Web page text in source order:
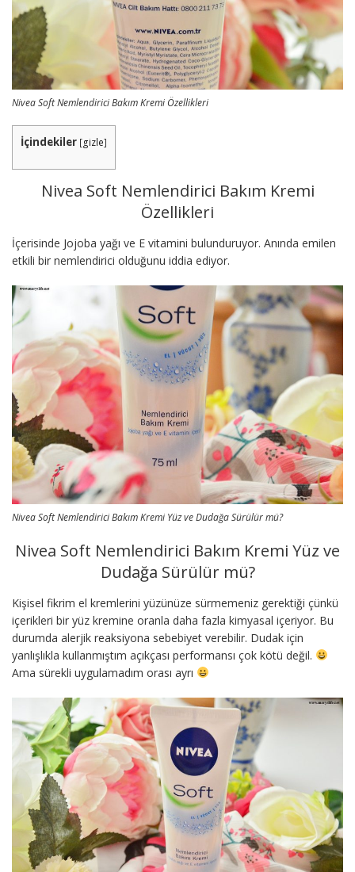
Nivea Soft Nemlendirici Bakım Kremi Özellikleri
İçindekiler [gizle]
Nivea Soft Nemlendirici Bakım Kremi
Özellikleri
İçerisinde Jojoba yağı ve E vitamini bulunduruyor. Anında emilen
etkili bir nemlendirici olduğunu iddia ediyor.
Nivea Soft Nemlendirici Bakım Kremi Yüz ve Dudağa Sürülür mü?
Nivea Soft Nemlendirici Bakım Kremi Yüz ve
Dudağa Sürülür mü?
Kişisel fikrim el kremlerini yüzünüze sürmemeniz gerektiği çünkü
içerikleri bir yüz kremine oranla daha fazla kimyasal içeriyor. Bu
durumda alerjik reaksiyona sebebiyet verebilir. Dudak için
yanlışlıkla kullanmıştım açıkçası performansı çok kötü değil.
Ama sürekli uygulamadım orası ayrı